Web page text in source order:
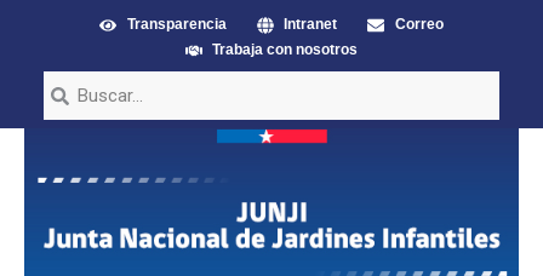
Transparencia Intranet
Correo
Trabaja con nosotros